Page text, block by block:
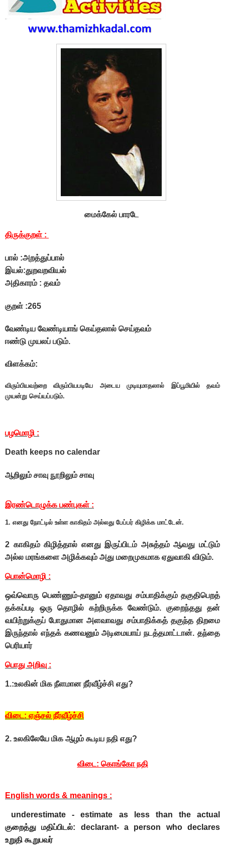
மைக்கேல் பாரடே
திருக்குறள் :
பால் :அறத்துப்பால்
இயல்:துறவறவியல்
அதிகாரம் : தவம்
குறள் :265
வேண்டிய வேண்டியாங் கெய்தலால் செய்தவம்
ஈண்டு முயலப் படும்.
விளக்கம்:
விரும்பியவற்றை விரும்பியபடியே அடைய முடியுமாதலால் இப்பூமியில் தவம்
முயன்று செய்யப்படும்.
பழமொழி :
Death keeps no calendar
ஆறிலும் சாவு நூறிலும் சாவு
இரண்டொழுக்க பண்புகள் :
1. எனது நோட்டில் உள்ள காகிதம் அல்லது பேப்பர் கிழிக்க மாட்டேன்.
2 காகிதம் கிழித்தால் எனது இருப்பிடம் அசுத்தம் ஆவது மட்டும்
அல்ல மரங்களை அழிக்கவும் அது மறைமுகமாக ஏதுவாகி விடும்.
பொன்மொழி :
ஒவ்வொரு பெண்ணும்-தானும் ஏதாவது சம்பாதிக்கும் தகுதிபெறத்
தக்கப்படி ஒரு தொழில் கற்றிருக்க வேண்டும். குறைந்தது தன்
வயிற்றுக்குப் போதுமான அளவாவது சம்பாதிக்கத் தகுந்த திறமை
இருந்தால் எந்தக் கணவனும் அடிமையாய் நடத்தமாட்டான். தந்தை
பெரியார்
பொது அறிவு :
1.:உலகின் மிக நீளமான நீர்வீழ்ச்சி எது?
விடை: ஏஞ்சல் நீர்வீழ்ச்சி
2. உலகிலேயே மிக ஆழம் கூடிய நதி எது?
விடை: கொங்கோ நதி
English words & meanings :
underestimate - estimate as less than the actual
குறைத்து மதிப்பிடல்: declarant- a person who declares
உறுதி கூறுபவர்